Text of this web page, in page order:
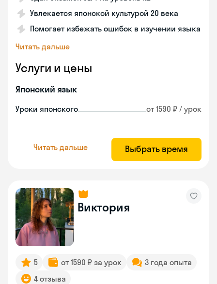
Увлекается японской культурой 20 века
Помогает избежать ошибок в изучении языка
Читать дальше
Услуги и цены
Японский язык
Уроки японского от 1590 ₽ / урок
Читать дальше Выбрать время
Виктория
5 от 1590 ₽ за урок
3 года опыта
4 отзыва